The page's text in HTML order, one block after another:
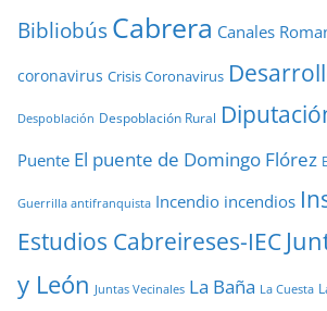
BibliobúsCabrera Canales
coronavirus Crisis Coronavirus
Despoblación Despoblación Rural
Puente El puente de Domingo Flórez
Guerrilla antifranquista Incendio incendios
Estudios Cabreireses-IEC
y León Juntas Vecinales La Baña La Cuesta